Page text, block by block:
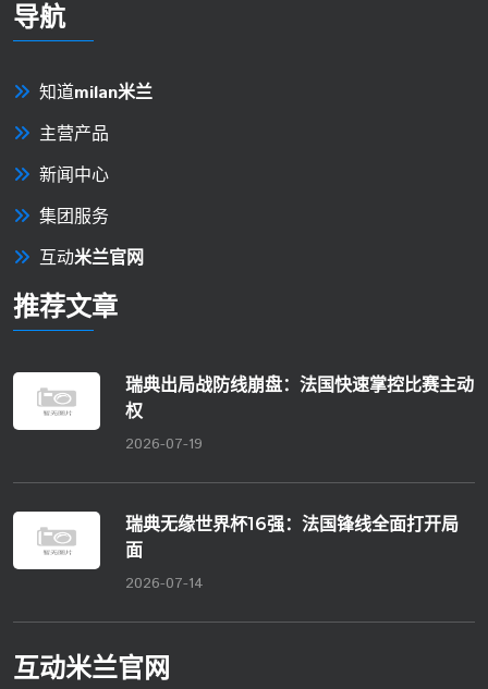
导航
知道milan米兰
主营产品
新闻中心
集团服务
互动米兰官网
推荐文章
瑞典出局战防线崩盘：法国快速掌控比赛主动
权
2026-07-19
瑞典无缘世界杯16强：法国锋线全面打开局
面
2026-07-14
互动米兰官网